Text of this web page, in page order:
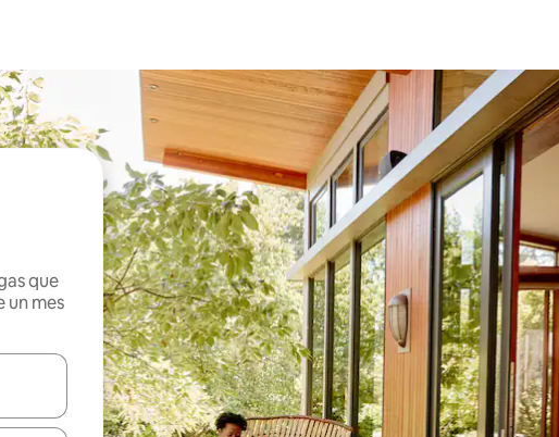
que
un mes
con las teclas de flecha hacia arriba y hacia abajo o explorá deslizando el